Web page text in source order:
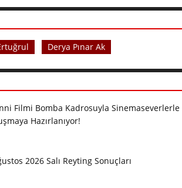
Derya Pınar Ak
Filmi Bomba Kadrosuyla Sinemaseverlerle
Hazırlanıyor!
2026 Salı Reyting Sonuçları